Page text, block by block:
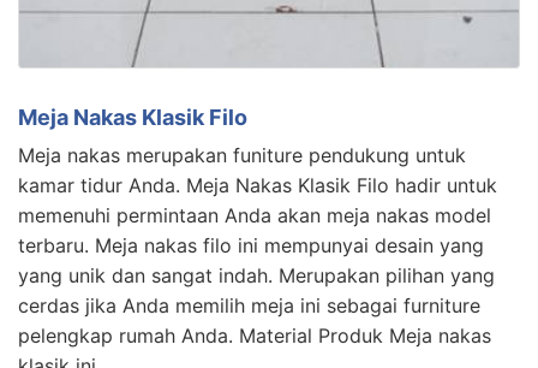
Meja Nakas Klasik Filo
Meja nakas merupakan funiture pendukung untuk
kamar tidur Anda. Meja Nakas Klasik Filo hadir untuk
memenuhi permintaan Anda akan meja nakas model
terbaru. Meja nakas filo ini mempunyai desain yang
yang unik dan sangat indah. Merupakan pilihan yang
cerdas jika Anda memilih meja ini sebagai furniture
pelengkap rumah Anda. Material Produk Meja nakas